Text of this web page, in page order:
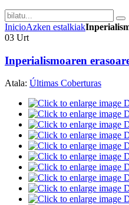
InicioAzken estalkiak
03 Urt
Inperialismoaren
Atala: Últimas Coberturas